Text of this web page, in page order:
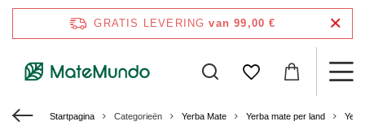
GRATIS LEVERING van 99,00 €
Startpagina Categorieën Yerba Mate Yerba mate per land